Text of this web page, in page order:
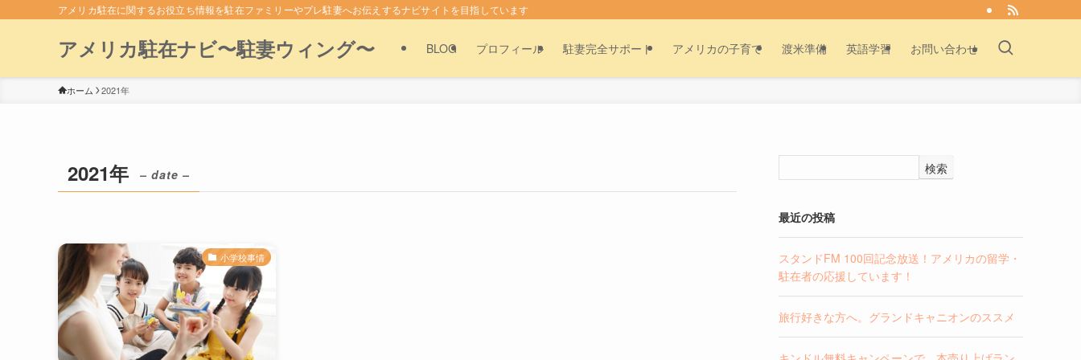
アメリカ駐在に関するお役立ち情報を駐在ファミリーやプレ駐妻へお伝えするナビサイトを目指しています
アメリカ駐在ナビ〜駐妻ウィング〜 BLOG プロフィール 駐妻完全サポート アメリカの子育て 渡米準備 英語学習 お問い合わせ
ホーム 2021年
2021年 – date –
小学校事情
検索
最近の投稿
スタンドFM 100回記念放送！アメリカの留学・
駐在者の応援しています！
旅行好きな方へ。グランドキャニオンのススメ